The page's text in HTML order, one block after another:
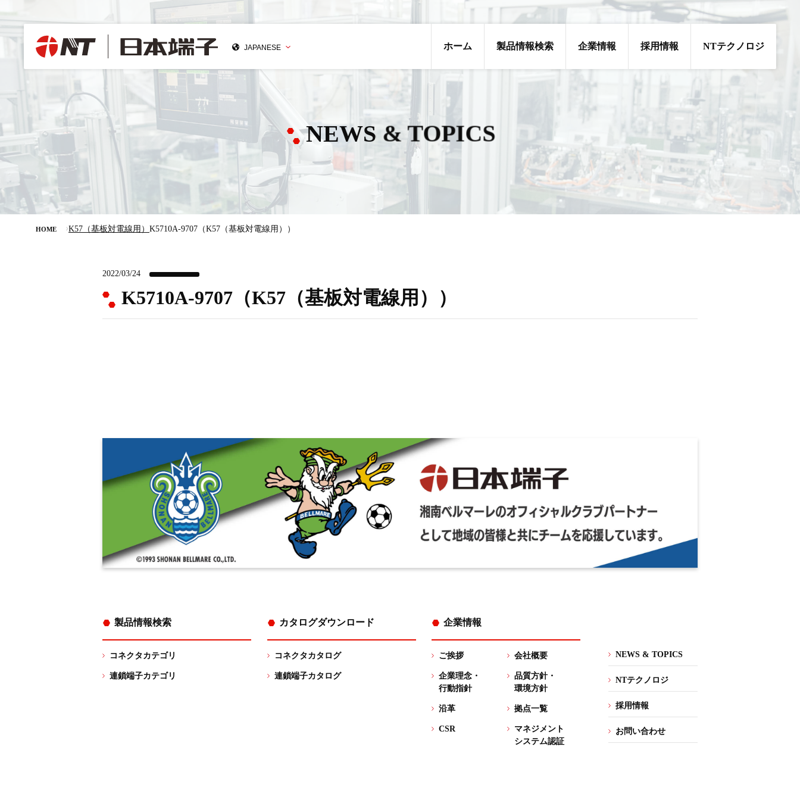
ホーム 製品情報検索 企業情報 採用情報 NTテクノロジ
NEWS & TOPICS
HOME K57（基板対電線用） K5710A-9707（K57（基板対電線用））
2022/03/24
K5710A-9707（K57（基板対電線用））
製品情報検索
コネクタカテゴリ
連鎖端子カテゴリ
カタログダウンロード
コネクタカタログ
連鎖端子カタログ
企業情報
ご挨拶 会社概要
企業理念・
行動指針
品質方針・
環境方針
沿革 拠点一覧
CSR
マネジメント
システム認証
NEWS & TOPICS
NTテクノロジ
採用情報
お問い合わせ